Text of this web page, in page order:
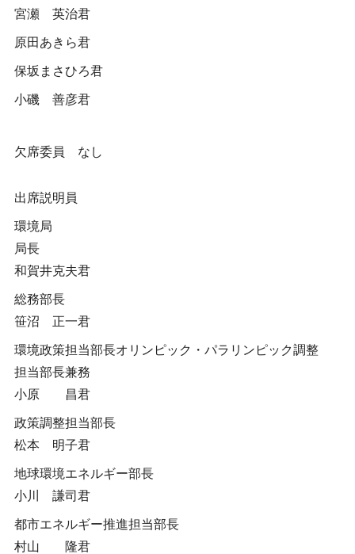
宮瀬 英治君
原田あきら君
保坂まさひろ君
小磯 善彦君
欠席委員 なし
出席説明員
環境局
局長
和賀井克夫君
総務部長
笹沼 正一君
環境政策担当部長オリンピック・パラリンピック調整
担当部長兼務
小原 昌君
政策調整担当部長
松本 明子君
地球環境エネルギー部長
小川 謙司君
都市エネルギー推進担当部長
村山 隆君